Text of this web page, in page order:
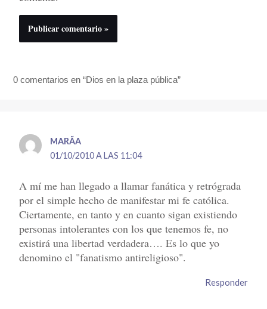
0 comentarios en “Dios en la plaza pública”
MARÃ­A
01/10/2010 A LAS 11:04
A mí me han llegado a llamar fanática y retrógrada
por el simple hecho de manifestar mi fe católica.
Ciertamente, en tanto y en cuanto sigan existiendo
personas intolerantes con los que tenemos fe, no
existirá una libertad verdadera…. Es lo que yo
denomino el "fanatismo antireligioso".
Responder